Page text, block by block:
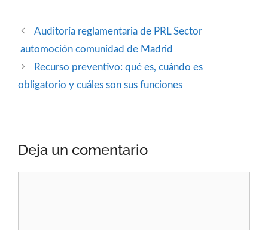
Auditoría reglamentaria de PRL Sector
automoción comunidad de Madrid
Recurso preventivo: qué es, cuándo es
obligatorio y cuáles son sus funciones
Deja un comentario